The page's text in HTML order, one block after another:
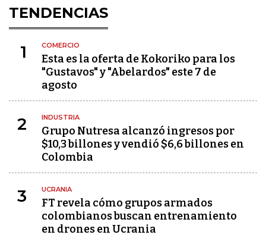
TENDENCIAS
1 COMERCIO
Esta es la oferta de Kokoriko para los
"Gustavos" y "Abelardos" este 7 de
agosto
2 INDUSTRIA
Grupo Nutresa alcanzó ingresos por
$10,3 billones y vendió $6,6 billones en
Colombia
3 UCRANIA
FT revela cómo grupos armados
colombianos buscan entrenamiento
en drones en Ucrania